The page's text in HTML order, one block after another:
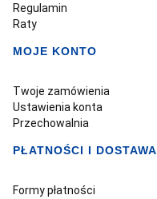
Regulamin
Raty
MOJE KONTO
Twoje zamówienia
Ustawienia konta
Przechowalnia
PŁATNOŚCI I DOSTAWA
Formy płatności